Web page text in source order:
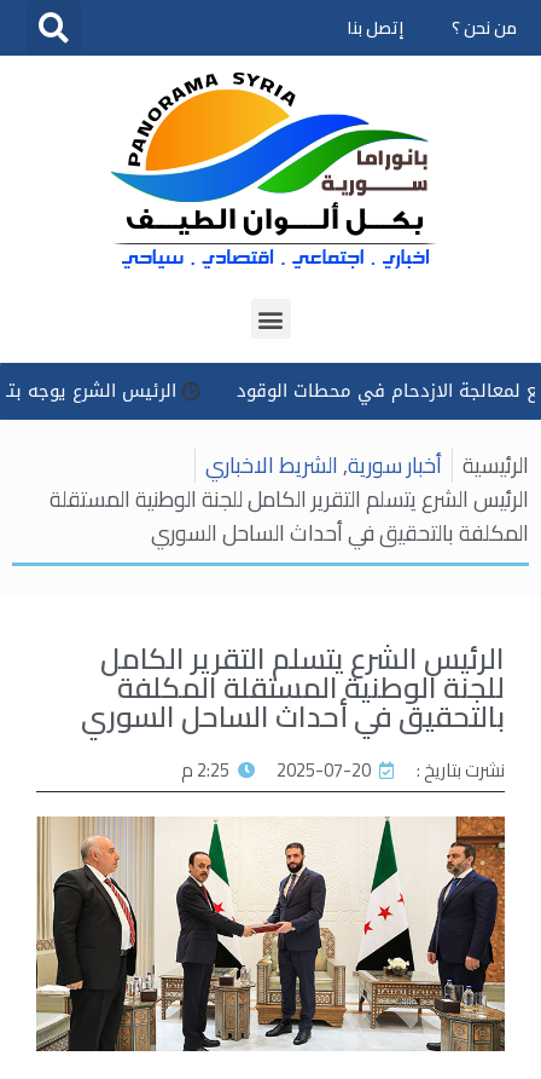
تخطى
من نحن ؟ إتصل بنا
الازدحام في محطات الوقود الرئيس الشرع يوجه بتسخير
الرئيسية أخبار سورية,الشريط الاخباري
الرئيس الشرع يتسلم التقرير الكامل للجنة الوطنية المستقلة
المكلفة بالتحقيق في أحداث الساحل السوري
الرئيس الشرع يتسلم التقرير الكامل
للجنة الوطنية المستقلة المكلفة
بالتحقيق في أحداث الساحل السوري
نشرت بتاريخ : 2025-07-20 2:25 م